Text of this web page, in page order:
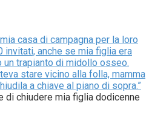
casa di campagna per la loro
anche se mia figlia era
un trapianto di midollo osseo.
stare vicino alla folla, mamma
a chiave al piano di sopra.”
di chiudere mia figlia dodicenne